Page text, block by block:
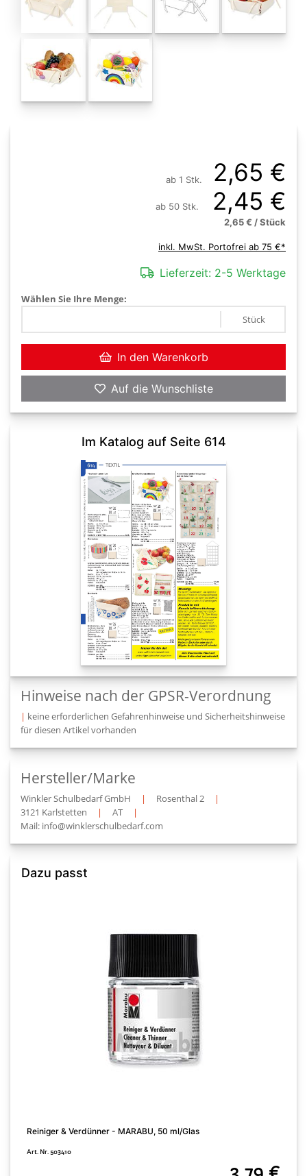
ab 1 Stk. 2,65 €
ab 50 Stk. 2,45 €
2,65 € / Stück
inkl. MwSt. Portofrei ab 75 €*
Lieferzeit: 2-5 Werktage
Wählen Sie Ihre Menge:
Stück
In den Warenkorb
Auf die Wunschliste
Im Katalog auf Seite 614
Hinweise nach der GPSR-Verordnung
| keine erforderlichen Gefahrenhinweise und Sicherheitshinweise
für diesen Artikel vorhanden
Hersteller/Marke
Winkler Schulbedarf GmbH | Rosenthal 2
|
3121 Karlstetten
| AT
|
Mail: info@winklerschulbedarf.com
Dazu passt
Reiniger & Verdünner - MARABU, 50 ml/Glas
Art. Nr. 503410